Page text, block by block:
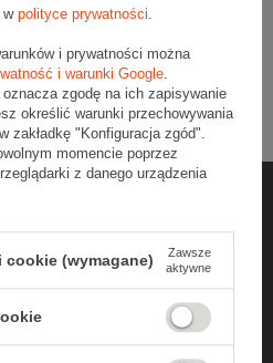
zakupy
jednorazowy kod na zakupy i bądź na
w polityce prywatności.
i prywatności można
i warunki Google.
zgodę na ich zapisywanie
określić warunki przechowywania
zakładkę "Konfiguracja zgód".
momencie poprzez
z danego urządzenia
(wymagane)
Zawsze
aktywne